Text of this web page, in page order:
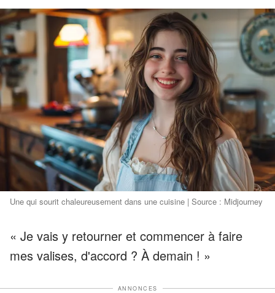
Une qui sourit chaleureusement dans une cuisine | Source : Midjourney
« Je vais y retourner et commencer à faire
mes valises, d'accord ? À demain ! »
ANNONCES